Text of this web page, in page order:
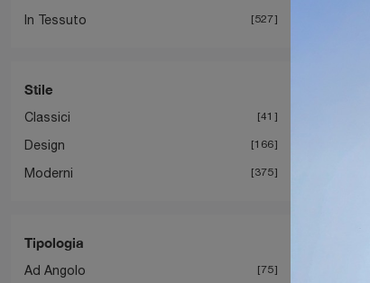
In Tessuto 527
Stile
Classici 41
Design 166
Moderni 375
Tipologia
Ad Angolo 75